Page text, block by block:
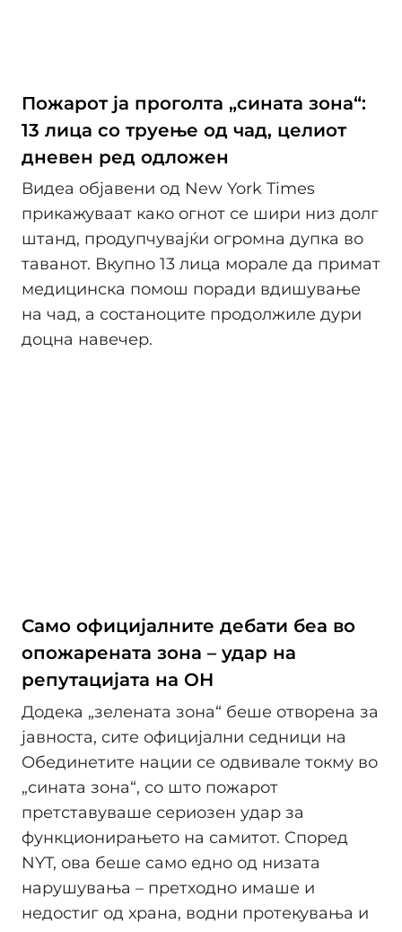
Пожарот ја проголта „сината зона“:
13 лица со труење од чад, целиот
дневен ред одложен
Видеа објавени од New York Times
прикажуваат како огнот се шири низ долг
штанд, продупчувајќи огромна дупка во
таванот. Вкупно 13 лица морале да примат
медицинска помош поради вдишување
на чад, а состаноците продолжиле дури
доцна навечер.
Само официјалните дебати беа во
опожарената зона – удар на
репутацијата на ОН
Додека „зелената зона“ беше отворена за
јавноста, сите официјални седници на
Обединетите нации се одвивале токму во
„сината зона“, со што пожарот
претставуваше сериозен удар за
функционирањето на самитот. Според
NYT, ова беше само едно од низата
нарушувања – претходно имаше и
недостиг од храна, водни протекувања и